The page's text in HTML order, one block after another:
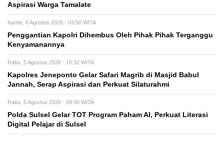
Aspirasi Warga Tamalate
Kamis, 6 Agustus 2026 - 03:50 WITA
Penggantian Kapolri Dihembus Oleh Pihak Pihak Terganggu
Kenyamanannya
Rabu, 5 Agustus 2026 - 15:32 WITA
Kapolres Jeneponto Gelar Safari Magrib di Masjid Babul
Jannah, Serap Aspirasi dan Perkuat Silaturahmi
Rabu, 5 Agustus 2026 - 09:00 WITA
Polda Sulsel Gelar TOT Program Paham AI, Perkuat Literasi
Digital Pelajar di Sulsel